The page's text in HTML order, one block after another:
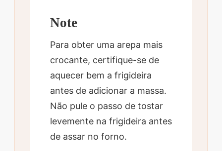
Note
Para obter uma arepa mais
crocante, certifique-se de
aquecer bem a frigideira
antes de adicionar a massa.
Não pule o passo de tostar
levemente na frigideira antes
de assar no forno.